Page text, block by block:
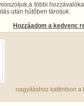
többi
után hűtőben tároljuk.
Hozzáadom a kedvenc
nagyításhoz kattintson a